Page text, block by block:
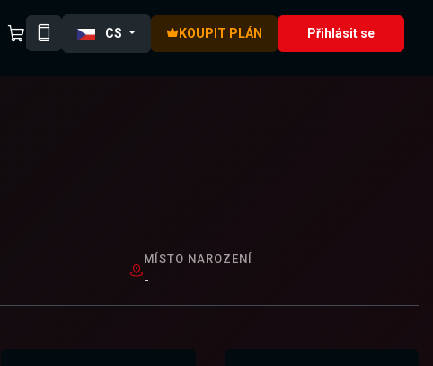
CS KOUPIT PLÁN Přihlásit se
MÍSTO NAROZENÍ
-